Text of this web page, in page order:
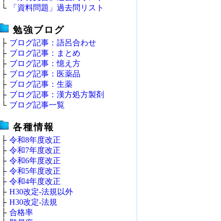
└
「資料問題」過去問リスト
勉強ブログ
├ ブログ記事：語呂合わせ
├ ブログ記事：まとめ
├ ブログ記事：憶え方
├ ブログ記事：医薬品
├ ブログ記事：生薬
├ ブログ記事：漢方処方製剤
└ ブログ記事一覧
各種情報
├ 令和8年度改正
├ 令和7年度改正
├ 令和6年度改正
├ 令和5年度改正
├ 令和4年度改正
├ H30改定‐法規以外
├ H30改定‐法規
├ 合格率